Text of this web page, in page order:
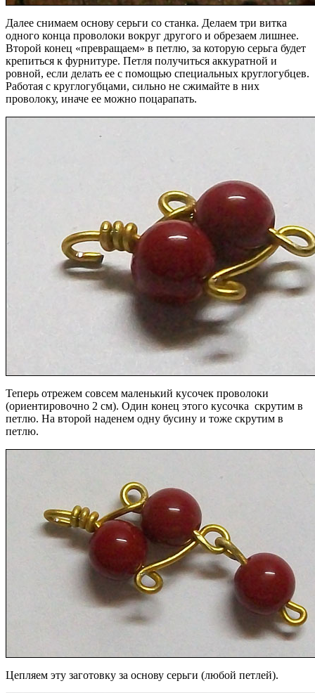
Далее снимаем основу серьги со станка. Делаем три витка
одного конца проволоки вокруг другого и обрезаем лишнее.
Второй конец «превращаем» в петлю, за которую серьга будет
крепиться к фурнитуре. Петля получиться аккуратной и
ровной, если делать ее с помощью специальных круглогубцев.
Работая с круглогубцами, сильно не сжимайте в них
проволоку, иначе ее можно поцарапать.
Теперь отрежем совсем маленький кусочек проволоки
(ориентировочно 2 см). Один конец этого кусочка скрутим в
петлю. На второй наденем одну бусину и тоже скрутим в
петлю.
Цепляем эту заготовку за основу серьги (любой петлей).